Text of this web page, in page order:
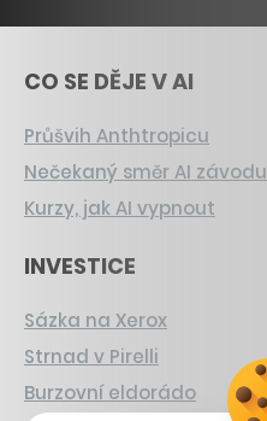
CO SE DĚJE V AI
Průšvih Anthtropicu
Nečekaný směr AI závodu
Kurzy, jak AI vypnout
INVESTICE
Sázka na Xerox
Strnad v Pirelli
Burzovní eldorádo